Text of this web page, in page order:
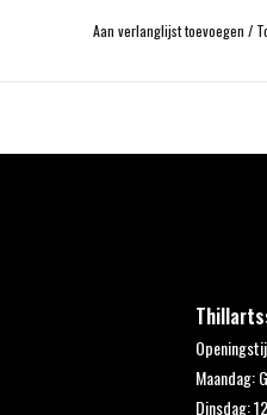
Aan verlanglijst toevoegen /
Maandag:
Dinsdag: